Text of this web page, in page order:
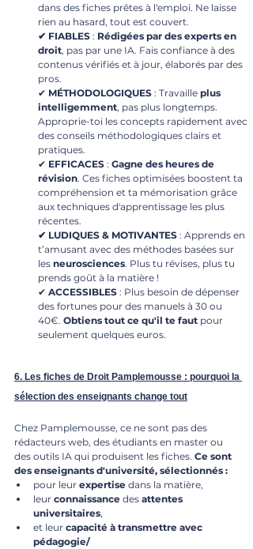
dans des fiches prêtes à l'emploi. Ne laisse
rien au hasard, tout est couvert.
✔ FIABLES : Rédigées par des experts en
droit, pas par une IA. Fais confiance à des
contenus vérifiés et à jour, élaborés par des
pros.
✔ MÉTHODOLOGIQUES : Travaille plus
intelligemment, pas plus longtemps.
Approprie-toi les concepts rapidement avec
des conseils méthodologiques clairs et
pratiques.
✔ EFFICACES : Gagne des heures de
révision. Ces fiches optimisées boostent ta
compréhension et ta mémorisation grâce
aux techniques d'apprentissage les plus
récentes.
✔ LUDIQUES & MOTIVANTES : Apprends en
t’amusant avec des méthodes basées sur
les neurosciences. Plus tu révises, plus tu
prends goût à la matière !
✔ ACCESSIBLES : Plus besoin de dépenser
des fortunes pour des manuels à 30 ou
40€. Obtiens tout ce qu'il te faut pour
seulement quelques euros.
6. Les fiches de Droit Pamplemousse : pourquoi la
sélection des enseignants change tout
Chez Pamplemousse, ce ne sont pas des
rédacteurs web, des étudiants en master ou
des outils IA qui produisent les fiches. Ce sont
des enseignants d'université, sélectionnés :
pour leur expertise dans la matière,
leur connaissance des attentes
universitaires,
et leur capacité à transmettre avec
pédagogie/